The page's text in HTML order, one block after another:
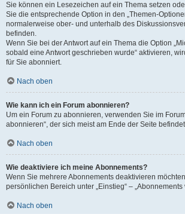
Sie können ein Lesezeichen auf ein Thema setzen
Sie die entsprechende Option in den „Themen-
normalerweise ober- und unterhalb des
befinden.
Wenn Sie bei der Antwort auf ein Thema die Option
sobald eine Antwort geschrieben wurde“ aktivieren,
für Sie abonniert.
Nach oben
Wie kann ich ein Forum abonnieren?
Um ein Forum zu abonnieren, verwenden Sie im
abonnieren“, der sich meist am Ende der Seite
Nach oben
Wie deaktiviere ich meine Abonnements?
Wenn Sie mehrere Abonnements deaktivieren
persönlichen Bereich unter „Einstieg“ –
Nach oben